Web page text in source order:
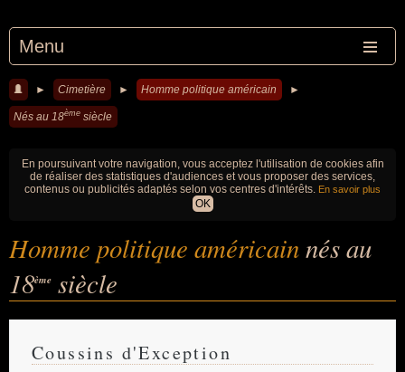
Menu
► Cimetière ► Homme politique américain ►
Nés au 18ème siècle
En poursuivant votre navigation, vous acceptez l'utilisation de cookies afin
de réaliser des statistiques d'audiences et vous proposer des services,
contenus ou publicités adaptés selon vos centres d'intérêts. En savoir plus
OK
Homme politique américainnés au
18ème siècle
Coussins d'Exception